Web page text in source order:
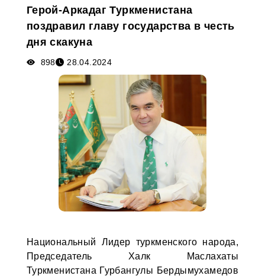
Медиа
Афиша
Герой-Аркадаг Туркменистана
поздравил главу государства в честь
дня скакуна
898 28.04.2024
Национальный Лидер туркменского народа,
Председатель Халк Маслахаты
Туркменистана Гурбангулы Бердымухамедов